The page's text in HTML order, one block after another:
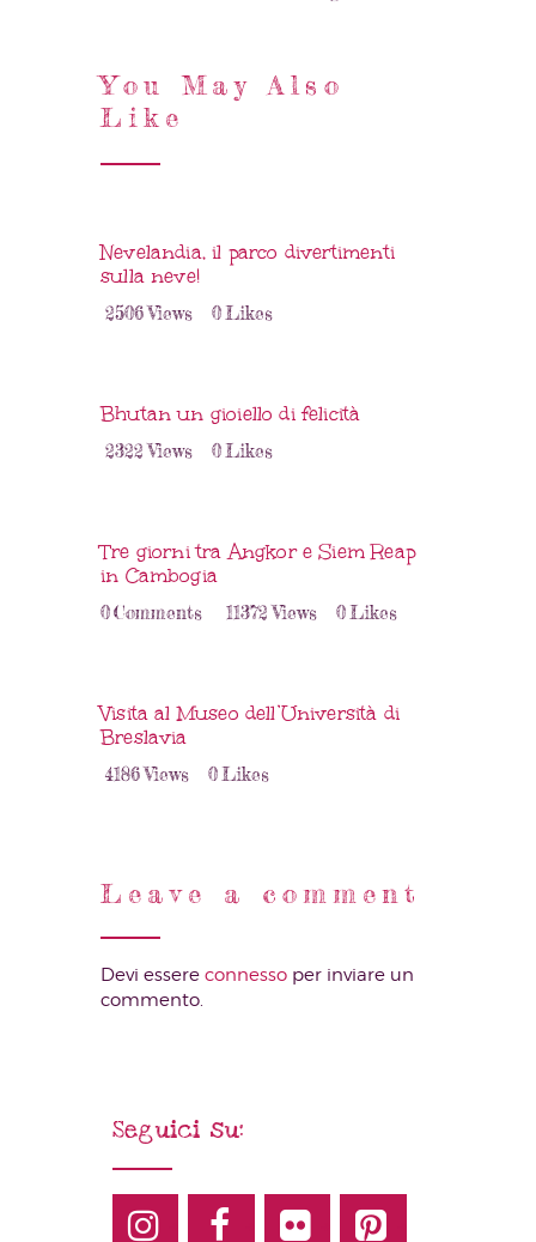
You May Also
Like
Nevelandia, il parco divertimenti
sulla neve!
2506Views 0Likes
Bhutan un gioiello di felicità
2322 Views 0Likes
Tre giorni tra Angkor e Siem Reap
in Cambogia
0Comments 11372 Views 0Likes
Visita al Museo dell’Università di
Breslavia
4186Views 0Likes
Leave a comment
Devi essere connesso per inviare un
commento.
Seguici su: